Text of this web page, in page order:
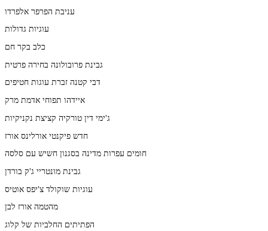
עניבת הפרפר אלפרדו
עוגיות גדולות
כלב בקר חם
גבינת פרובולונה בחירה פרטית
דבי קטנה זברת עוגות חטיפים
איידהו תפוחי אדמת מרק
ג'ימי דין טורקיה קציצת נקניקיות
חדש פיקנטי אורלינס אורז
חומים עפרות מדינה בסגנון חשיש עם סלסה
גבינת מונטריי ג'ק בורדן
עוגיות שוקולד צ'יפס אוטיס
מהטמה אורז לבן
הפתיתים החלביות של קלוג